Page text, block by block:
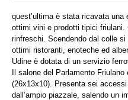
quest’ultima è stata ricavata
ottimi vini e prodotti tipici
rinfreschi. Scendendo dal colle
ottimi ristoranti, enoteche ed
Udine è dotata di un servizio
Il salone del Parlamento
(26x13x10). Presenta sei
dall’ampio piazzale, salendo un